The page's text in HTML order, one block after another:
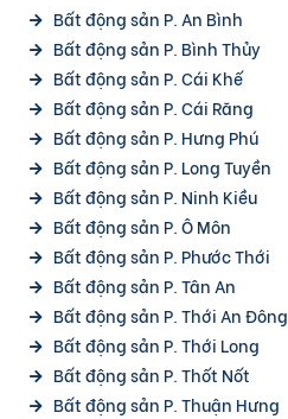
Bất động sản P. An Bình
Bất động sản P. Bình Thủy
Bất động sản P. Cái Khế
Bất động sản P. Cái Răng
Bất động sản P. Hưng Phú
Bất động sản P. Long Tuyền
Bất động sản P. Ninh Kiều
Bất động sản P. Ô Môn
Bất động sản P. Phước Thới
Bất động sản P. Tân An
Bất động sản P. Thới An Đông
Bất động sản P. Thới Long
Bất động sản P. Thốt Nốt
Bất động sản P. Thuận Hưng